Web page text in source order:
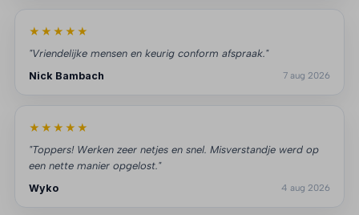
★★★★★
"Vriendelijke mensen en keurig conform afspraak."
Nick Bambach
7 aug 2026
★★★★★
"Toppers! Werken zeer netjes en snel. Misverstandje werd op
een nette manier opgelost."
Wyko
4 aug 2026